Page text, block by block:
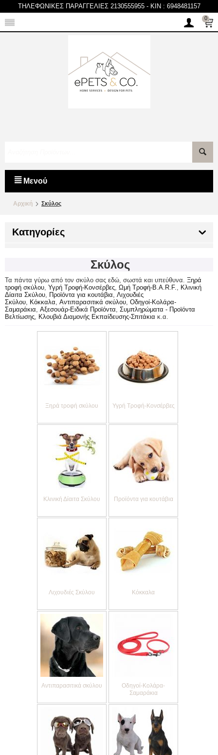
ΤΗΛΕΦΩΝΙΚΕΣ ΠΑΡΑΓΓΕΛΙΕΣ 2130555955- KIN : 6948481157
0
Μενού
Αρχική Σκύλος
Κατηγορίες
Σκύλος
Τα πάντα γύρω από τον σκύλο σας εδώ, σωστά και υπεύθυνα. Ξηρά
τροφή σκύλου, Υγρή Τροφή-Κονσέρβες, Ωμή Τροφή-B.A.R.F., Κλινική
Δίαιτα Σκύλου, Προϊόντα για κουτάβια, Λιχουδιές
Σκύλου, Κόκκαλα, Αντιπαρασιτικά σκύλου, Οδηγοί-Κολάρα-
Σαμαράκια, Αξεσουάρ-Ειδικά Προϊόντα, Συμπληρώματα - Προϊόντα
Βελτίωσης, Κλουβιά Διαμονής Εκπαίδευσης-Σπιτάκια κ.α.
Ξηρά τροφή σκύλου Υγρή Τροφή-Κονσέρβες
Κλινική Δίαιτα Σκύλου Προϊόντα για κουτάβια
Λιχουδιές Σκύλου Κόκκαλα
Αντιπαρασιτικά σκύλου
Οδηγοί-Κολάρα-
Σαμαράκια